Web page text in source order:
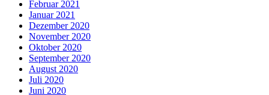
Februar 2021
Januar 2021
Dezember 2020
November 2020
Oktober 2020
September 2020
August 2020
Juli 2020
Juni 2020